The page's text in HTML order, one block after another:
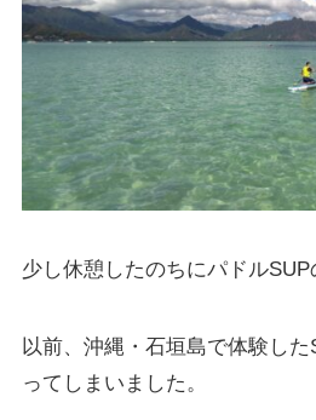
少し休憩したのちにパドルSUP
以前、沖縄・石垣島で体験し
ってしまいました。